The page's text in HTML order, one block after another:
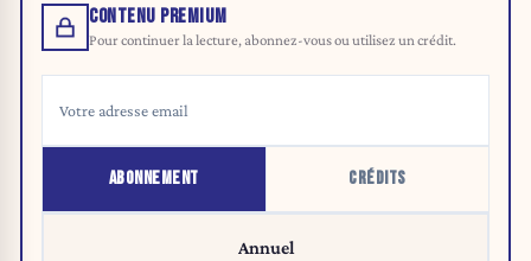
CONTENU PREMIUM
Pour continuer la lecture, abonnez-vous ou utilisez un crédit.
ABONNEMENT CRÉDITS
Annuel